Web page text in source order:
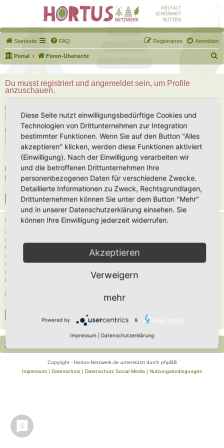
Startseite FAQ Anmelden
Registrieren
Portal Foren-Übersicht
u
Du musst registriert und angemeldet sein, um Profile
anzuschauen.
Benutzername:
Passwort:
Ich habe mein Passwort vergessen
Angemeldet bleiben
Meinen Online-Status während dieser Sitzung verbergen
REGISTRIEREN
weitere Funktionen zuzugreifen. Die Board-Administration kann registrierten
Benutzern auch zusätzliche Berechtigungen zuweisen. Beachte bitte unsere
Nutzungsbedingungen und die verwandten Regelungen, bevor du dich
registrierst. Bitte beachte auch die jeweiligen Forenregeln, wenn du dich in
diesem Board bewegst.
Datenschutzerklärung
UTC+02:00
Copyright - Hortus-Netzwerk.de unterstützt durch phpBB
Impressum| Datenschutz| Datenschutz Social Media Nutzungsbedingungen
Diese Seite nutzt einwilligungsbedürftige Cookies und
Technologien von Drittunternehmen zur Integration
bestimmter Funktionen. Wenn Sie auf den Button "Alles
akzeptieren" klicken, werden diese Funktionen aktiviert
(Einwilligung). Nach der Einwilligung verarbeiten wir
und die betroffenen Drittunternehmen Ihre
personenbezogenen Daten für verschiedene Zwecke.
Detaillierte Informationen zu Zweck, Rechtsgrundlagen,
Drittunternehmen können Sie unter dem Button "Mehr"
und in unserer Datenschutzerklärung einsehen. Sie
können Ihre Einwilligung jederzeit widerrufen.
Akzeptieren
Verweigern
mehr
Powered by &
Impressum Datenschutzerklärung